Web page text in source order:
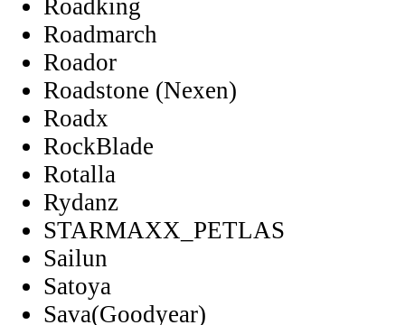
Roadking
Roadmarch
Roador
Roadstone (Nexen)
Roadx
RockBlade
Rotalla
Rydanz
STARMAXX_PETLAS
Sailun
Satoya
Sava(Goodyear)